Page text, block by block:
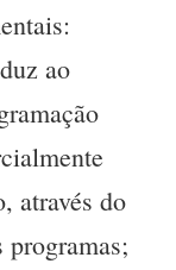
ao
através do
programas;